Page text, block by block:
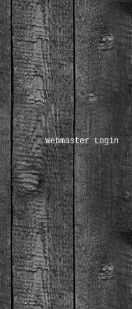
Webmaster Login